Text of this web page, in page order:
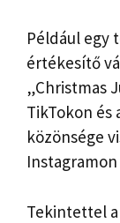
Például egy
értékesítő
„Christmas
TikTokon és
közönsége
Tekintettel